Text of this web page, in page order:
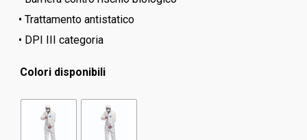
• Trattamento antistatico
• DPI III categoria
Colori disponibili